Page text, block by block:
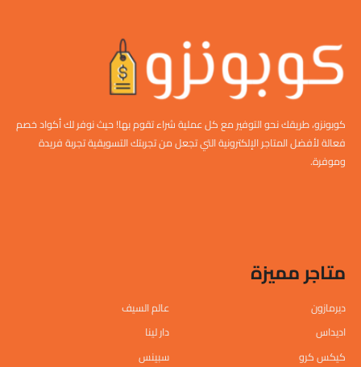
كوبونزو، طريقك نحو التوفير مع كل عملية شراء تقوم بها! حيث نوفر لك أكواد خصم
فعالة لأفضل المتاجر الإلكترونية التي تجعل من تجربتك التسويقية تجربة فريدة
وموفرة.
متاجر مميزة
ديرمازون
عالم السيف
اديداس
دار لينا
كيكس كرو
سبينس